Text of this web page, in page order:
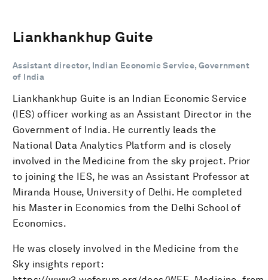
Liankhankhup Guite
Assistant director, Indian Economic Service, Government
of India
Liankhankhup Guite is an Indian Economic Service
(IES) officer working as an Assistant Director in the
Government of India. He currently leads the
National Data Analytics Platform and is closely
involved in the Medicine from the sky project. Prior
to joining the IES, he was an Assistant Professor at
Miranda House, University of Delhi. He completed
his Master in Economics from the Delhi School of
Economics.
He was closely involved in the Medicine from the
Sky insights report: